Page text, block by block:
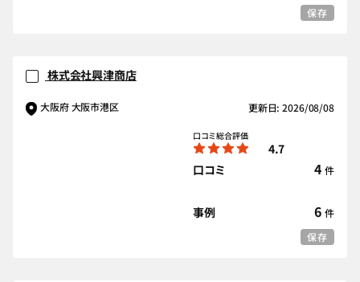
保存
株式会社興津商店
大阪府 大阪市港区 更新日: 2026/08/08
口コミ総合評価
4.7
口コミ
4 件
事例 6 件
保存